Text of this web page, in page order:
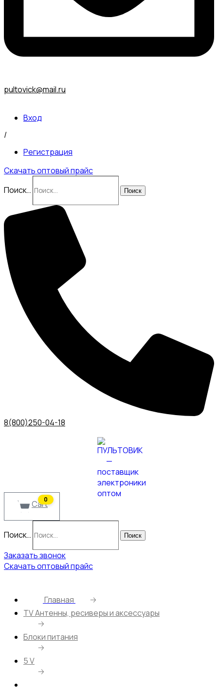
pultovick@mail.ru
Вход
/
Регистрация
Скачать оптовый прайс
Поиск…
Поиск
8(800)250-04-18
0
Cart
Поиск… Поиск
Заказать звонок
Скачать оптовый прайс
Главная
🡢
ТV Антенны, ресиверы и аксессуары
🡢
Блоки питания
🡢
5 V
🡢